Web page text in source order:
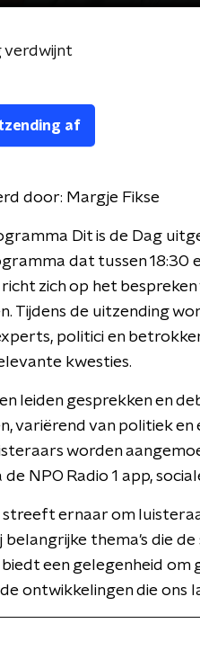
verdwijnt
af
door: Margje Fikse
Dit is de Dag
dat tussen 18:30
zich op het
Tijdens de uitzending
politici en
kwesties.
leiden gesprekken en
variërend van politiek
worden
de NPO Radio 1 app,
streeft ernaar om
belangrijke thema's die
een gelegenheid
ontwikkelingen die ons